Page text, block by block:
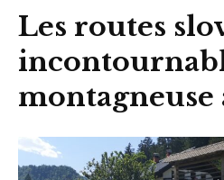
Les routes
montagneuse